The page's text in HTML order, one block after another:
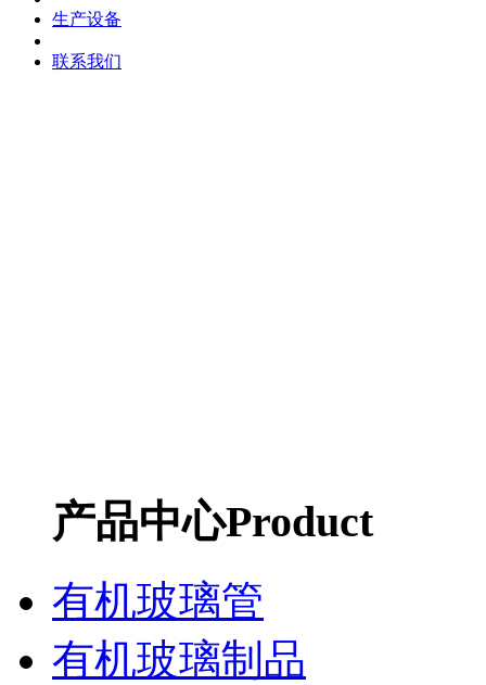
生产设备
联系我们
产品中心Product
有机玻璃管
有机玻璃制品